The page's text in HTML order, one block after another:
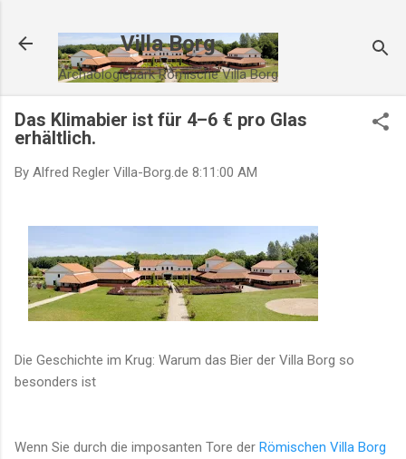
Villa Borg
Archäologiepark Römische Villa Borg
Das Klimabier ist für 4–6 € pro Glas
erhältlich.
By Alfred Regler Villa-Borg.de 8:11:00 AM
Die Geschichte im Krug: Warum das Bier der Villa Borg so
besonders ist
Wenn Sie durch die imposanten Tore der Römischen Villa Borg